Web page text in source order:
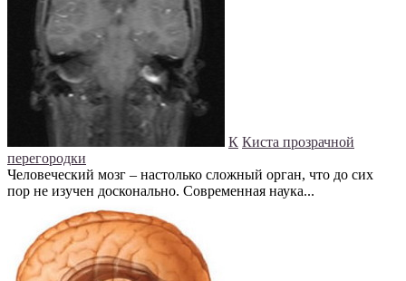
К Киста прозрачной
перегородки
Человеческий мозг – настолько сложный орган, что до сих
пор не изучен досконально. Современная наука...